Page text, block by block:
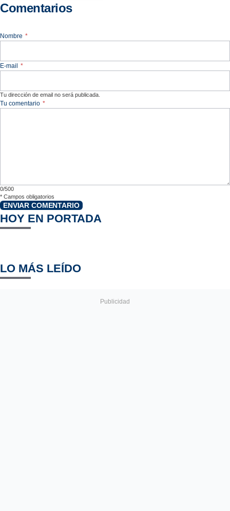
Comentarios
Nombre *
E-mail *
Tu dirección de email no será publicada.
Tu comentario *
0/500
* Campos obligatorios
ENVIAR COMENTARIO
HOY EN PORTADA
LO MÁS LEÍDO